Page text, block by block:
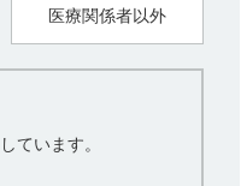
医療関係者以外
ています。
軽度、中等度及び重度の腎機能